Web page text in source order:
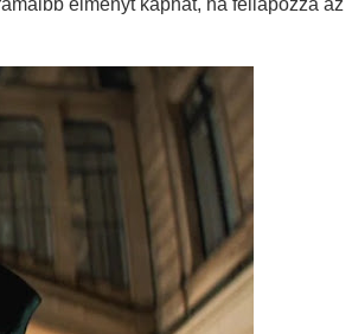
élményt kaphat, ha fellapozza az